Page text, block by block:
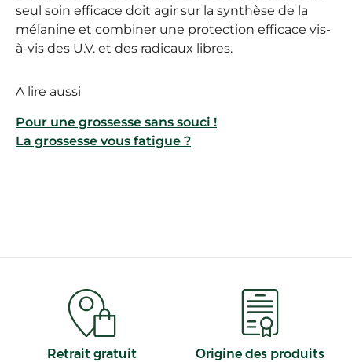
seul soin efficace doit agir sur la synthèse de la
mélanine et combiner une protection efficace vis-
à-vis des U.V. et des radicaux libres.
A lire aussi
Pour une grossesse sans souci !
La grossesse vous fatigue ?
Retrait gratuit
Origine des produits